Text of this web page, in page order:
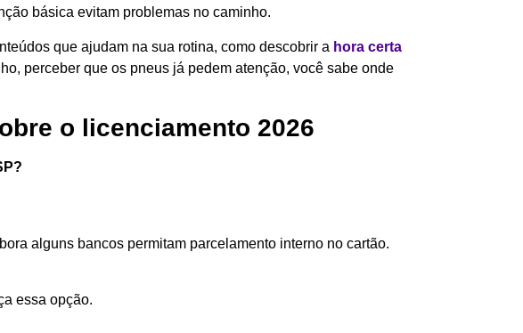
básica evitam problemas no caminho.
que ajudam na sua rotina, como descobrir a hora certa
perceber que os pneus já pedem atenção, você sabe onde
o licenciamento 2026
alguns bancos permitam parcelamento interno no cartão.
essa opção.